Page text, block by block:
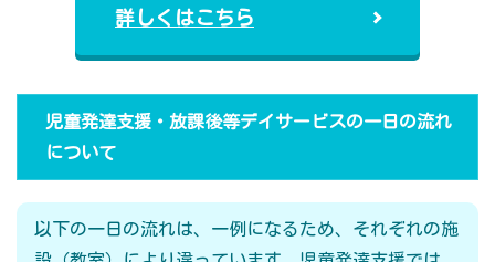
詳しくはこちら
児童発達支援・放課後等デイサービスの一日の流れ
について
以下の一日の流れは、一例になるため、それぞれの施